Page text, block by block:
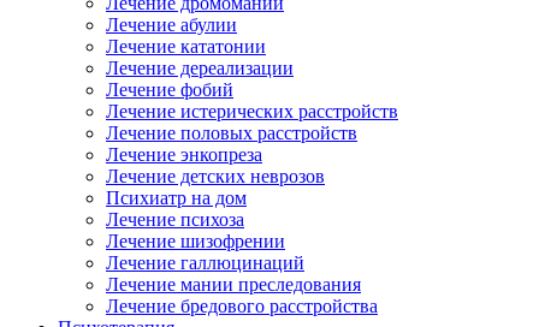
Лечение абулии
Лечение кататонии
Лечение дереализации
Лечение фобий
Лечение истерических расстройств
Лечение половых расстройств
Лечение энкопреза
Лечение детских неврозов
Психиатр на дом
Лечение психоза
Лечение шизофрении
Лечение галлюцинаций
Лечение мании преследования
Лечение бредового расстройства